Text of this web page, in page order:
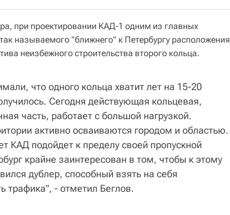
при проектировании КАД-1 одним из главных
называемого "ближнего" к Петербургу расположения
неизбежного строительства второго кольца.
что одного кольца хватит лет на 15-20
Сегодня действующая кольцевая,
часть, работает с большой нагрузкой.
активно осваиваются городом и областью.
КАД подойдет к пределу своей пропускной
крайне заинтересован в том, чтобы к этому
дублер, способный взять на себя
трафика", - отметил Беглов.